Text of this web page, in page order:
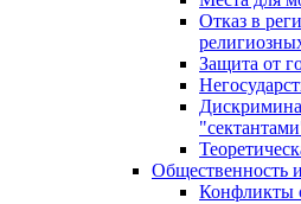
Отказ в
Защита от
Конфликты